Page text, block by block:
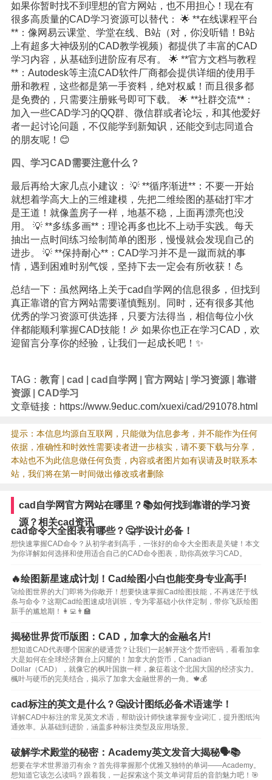
如果你暂时找不到理想的官方网站，也不用担心！现在有
很多高质量的CAD学习资源可以替代： 🌟 **在线课程平台
**：像网易云课堂、学堂在线、B站（对，你没听错！B站
上有超多大神级别的CAD教学视频）都提供了丰富的CAD
学习内容，从基础到进阶应有尽有。 🌟 **官方文档与教程
**：Autodesk等主流CAD软件厂商都会提供详细的使用手
册和教程，这些都是第一手资料，绝对权威！而且很多都
是免费的，只需要注册账号即可下载。 🌟 **社群交流**：
加入一些CAD学习的QQ群、微信群或者论坛，和其他爱好
者一起讨论问题，不仅能学到新知识 ，还能交到志同道合
的朋友呢！😊
四、学习CAD需要注意什么？
最后再给大家几点小建议： 💡 **循序渐进**：不要一开始
就想着学高大上的三维建模，先把二维绘图的基础打牢才
是王道！就像盖房子一样，地基不稳，上面再漂亮也没
用。 💡 **多练多画**：理论再多也比不上动手实践。每天
抽出一点时间练习绘制简单的图形，慢慢就会发现自己的
进步。 💡 **保持耐心**：CAD学习并不是一蹴而就的事
情，遇到困难时别气馁，坚持下去一定会有所收获！💪
总结一下：虽然网络上关于cad自学网的信息很多，但找到
真正靠谱的官方网站需要谨慎甄别。同时，还有很多其他
优秀的学习资源可供选择，只要方法得当，相信每位小伙
伴都能顺利掌握CAD技能！🎉 如果你也正在学习CAD，欢
迎留言分享你的经验，让我们一起成长吧！✨
TAG： 教育| cad cad自学网 官方网站| 学习资源| 靠谱
资源| CAD学习
文章链接：https://www.9educ.com/xuexi/cad/291078.html
提示：本信息均源自互联网，只能做为信息参考，并不能作为任何
依据，准确性和时效性需要读者进一步核实，请不要下载与分享，
本站也不为此信息做任何负责，内容或者图片如有误请及时联系本
站，我们将在第一时间做出修改或者删除
cad自学网官方网站在哪里？📚如何找到靠谱的学习资
源？相关cad资讯
cad命令大全图表有哪些？🤔学设计必备！
想快速掌握CAD命令？从初学者到高手，一张好的命令大全图表是关键！本文
为你详解如何选择和使用适合自己的CAD命令图表，助你高效学习CAD。
🔥绘图新星速成计划！Cad绘图小白也能变身专业高手!
🚀绘图世界的大门即将为你敞开！想要快速掌握Cad绘图技能，不再迷茫于线
条与命令？这期Cad绘图速成培训班，专为零基础小伙伴定制，带你飞跃绘图
新手的尴尬期！👩‍💻👨‍🏫
揭秘世界货币版图：CAD，加拿大的金融名片!
想知道CAD代表哪个国家的硬通货？让我们一起解开这个货币密码，看看加拿
大是如何在全球经济舞台上闪耀的！加拿大的货币，Canadian
Dollar（CAD），就像它的枫叶国旗一样，象征着这个北国大国的经济实力。
楓叶与硬币的完美结合，揭示了加拿大金融世界的一角。🍁💰
cad标注的英文是什么？🤔设计图纸必备术语速学！
详解CAD中标注的常见英文术语，帮助设计师快速掌握专业词汇，提升图纸沟
通效率。从基础到进阶，涵盖多种标注类型及应用场景。
破解学术殿堂的秘密：Academy英文发音大揭秘🗣️📚
想要在学术世界游刃有余？首先得掌握那个优雅又独特的单词——Academy。
想知道它该怎么读吗？跟着我，一起探索这个英文单词背后的音韵魅力吧！🎯